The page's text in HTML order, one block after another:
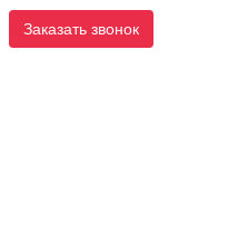
Заказать звонок